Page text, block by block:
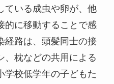
ている成虫や卵が、他
的に移動することで感
経路は、頭髪同士の接
、枕などの共用による
学校低学年の子どもた